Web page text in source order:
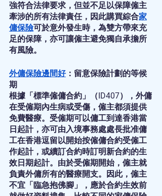
強符合法律要求，但並不足以保障僱主
牽涉的所有法律責任，因此購買綜合家
傭保險可於意外發生時，為雙方帶來充
足的保障，亦可讓僱主避免獨自承擔所
有風險。
外傭保險邊間好：留意保險計劃的等候
期
根據「標準僱傭合約」（ID407），外傭
在受僱期內生病或受傷，僱主都須提供
免費醫療。受僱期可以傭工到達香港當
日起計，亦可由入境事務處處長批准傭
工在香港逗留以開始按僱傭合約受僱工
作起計，或續訂合約時訂明新合約的生
效日期起計。由於受僱期開始，僱主就
負責外傭所有的醫療開支。因此，僱主
不宜「臨急抱佛腳」，應於合約生效前